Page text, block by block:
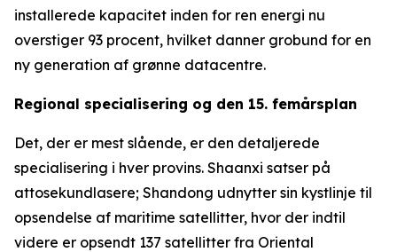
installerede kapacitet inden for ren energi nu
overstiger 93 procent, hvilket danner grobund for en
ny generation af grønne datacentre.
Regional specialisering og den 15. femårsplan
Det, der er mest slående, er den detaljerede
specialisering i hver provins. Shaanxi satser på
attosekundlasere; Shandong udnytter sin kystlinje til
opsendelse af maritime satellitter, hvor der indtil
videre er opsendt 137 satellitter fra Oriental